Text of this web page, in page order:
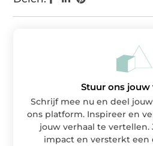
Stuur ons jouw
Schrijf mee nu en deel
ons platform. Inspireer en
jouw verhaal te
impact en versterkt een